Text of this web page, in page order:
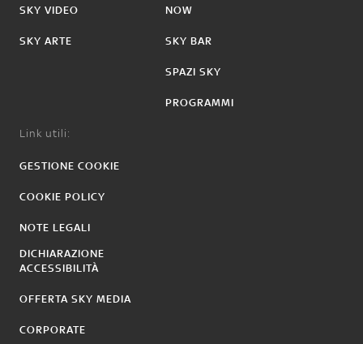
SKY VIDEO
SKY ARTE
NOW
SKY BAR
SPAZI SKY
PROGRAMMI
Link utili:
GESTIONE COOKIE
COOKIE POLICY
NOTE LEGALI
DICHIARAZIONE
ACCESSIBILITÀ
OFFERTA SKY MEDIA
CORPORATE